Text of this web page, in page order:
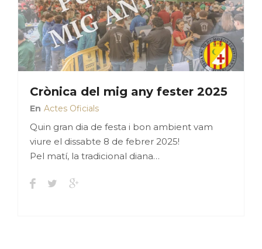
Crònica del mig any fester 2025
En Actes Oficials
Quin gran dia de festa i bon ambient vam
viure el dissabte 8 de febrer 2025!
Pel matí, la tradicional diana…